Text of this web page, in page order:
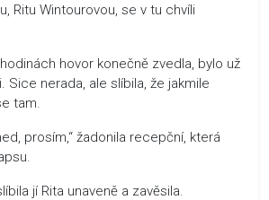
Ritu Wintourovou, se v tu chvíli
hovor konečně zvedla, bylo už
Sice nerada, ale slíbila, že jakmile
tam.
prosím,“ žadonila recepční, která
jí Rita unaveně a zavěsila.